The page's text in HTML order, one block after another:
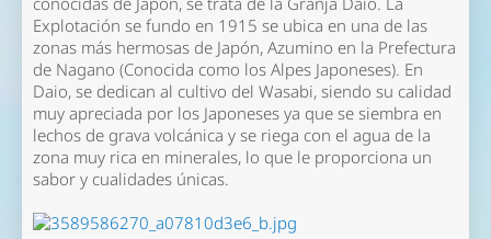
Explotación se fundo en 1915 se ubica en una de las
zonas más hermosas de Japón, Azumino en la Prefectura
de Nagano (Conocida como los Alpes Japoneses). En
Daio, se dedican al cultivo del Wasabi, siendo su calidad
muy apreciada por los Japoneses ya que se siembra en
lechos de grava volcánica y se riega con el agua de la
zona muy rica en minerales, lo que le proporciona un
sabor y cualidades únicas.